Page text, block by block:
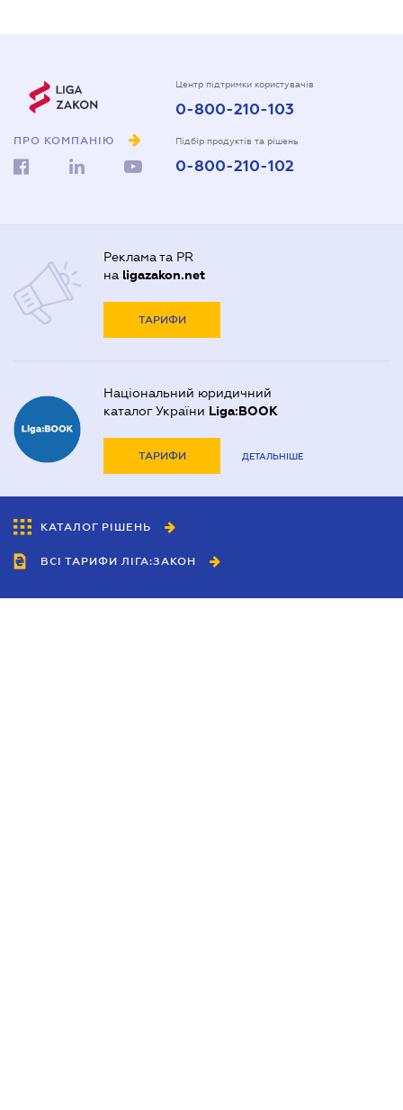
ПРО КОМПАНІЮ
Центр підтримки користувачів
0-800-210-103
Підбір продуктів та рішень
0-800-210-102
Реклама та PR
на ligazakon.net
ТАРИФИ
Національний юридичний
каталог України Liga:BOOK
ТАРИФИ ДЕТАЛЬНІШЕ
КАТАЛОГ РІШЕНЬ
ВСІ ТАРИФИ ЛІГА:ЗАКОН